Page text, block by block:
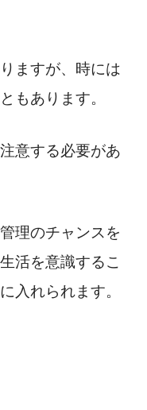
ますが、時には
もあります。
意する必要があ
理のチャンスを
活を意識するこ
入れられます。